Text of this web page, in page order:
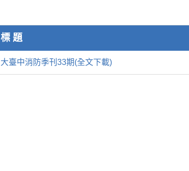
標 題
大臺中消防季刊33期(全文下載)